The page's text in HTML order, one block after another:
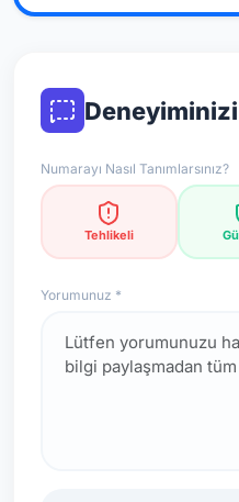
Bu bilgiler onaylı
*Not: Değerlendirmeler
Deneyiminizi
Numarayı Nasıl Tanımlarsınız?
Tehlikeli
Yorumunuz *